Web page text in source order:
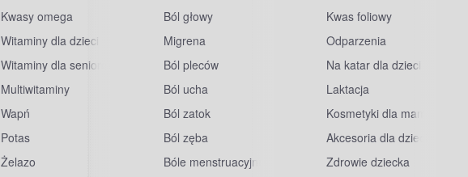
Kwasy omega
Witaminy dla dzieci
Witaminy dla seniorów
Multiwitaminy
Wapń
Potas
Żelazo
Ból głowy
Migrena
Ból pleców
Ból ucha
Ból zatok
Ból zęba
Bóle menstruacyjne
Kwas foliowy
Odparzenia
Na katar dla dzieci
Laktacja
Kosmetyki dla mam
Akcesoria dla dzieci
Zdrowie dziecka